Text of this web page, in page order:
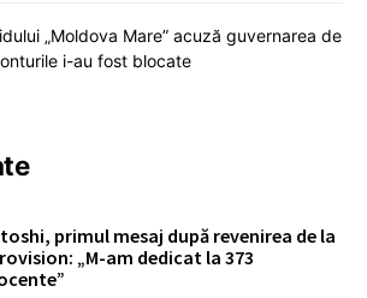
„Moldova Mare” acuză guvernarea de
i-au fost blocate
primul mesaj după revenirea de la
„M-am dedicat la 373